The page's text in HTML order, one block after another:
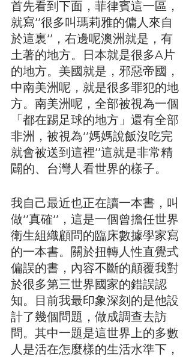
首先看到下面，菲律賓這一區，
就寫‘’很多叫瑪莉雅的傭人來自
於這裏‘’，右邊呢澳洲就是，有
土著的地方。日本就是很多A片
的地方。美國就是，邪惡帝國，
中南美洲呢，就是很多罪犯的地
方。南美洲呢，全部被視為一個
「都在踢足球的地方」還有全部
非洲，被視為‘’媽媽說飯沒吃完
就會被送到這裡‘’這就是非常精
闢的、台灣人看世界的樣子。
我自己最近也正在讀一本書，叫
做‘’真確‘’，這是一個曾擔任世界
衛生組織顧問的臨床數據學家寫
的一本書。關於扭轉人性直覺式
偏誤的書，內容不斷的顛覆我對
於很多第三世界國家的錯誤認
知。目前我最印象深刻的是他設
計了幾個問題，做成調查去訪
問。其中一題是這世界上的多數
人是活在怎麼樣的生活水準下，